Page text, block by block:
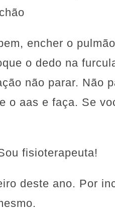
encher o
o dedo na
não parar. Não
o aas e faça. Se
fisioterapeuta!
deste ano. Por